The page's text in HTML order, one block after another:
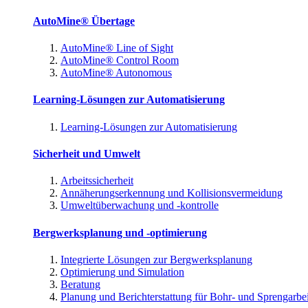
AutoMine® Übertage
AutoMine® Line of Sight
AutoMine® Control Room
AutoMine® Autonomous
Learning-Lösungen zur Automatisierung
Learning-Lösungen zur Automatisierung
Sicherheit und Umwelt
Arbeitssicherheit
Annäherungserkennung und Kollisionsvermeidung
Umweltüberwachung und -kontrolle
Bergwerksplanung und -optimierung
Integrierte Lösungen zur Bergwerksplanung
Optimierung und Simulation
Beratung
Planung und Berichterstattung für Bohr- und